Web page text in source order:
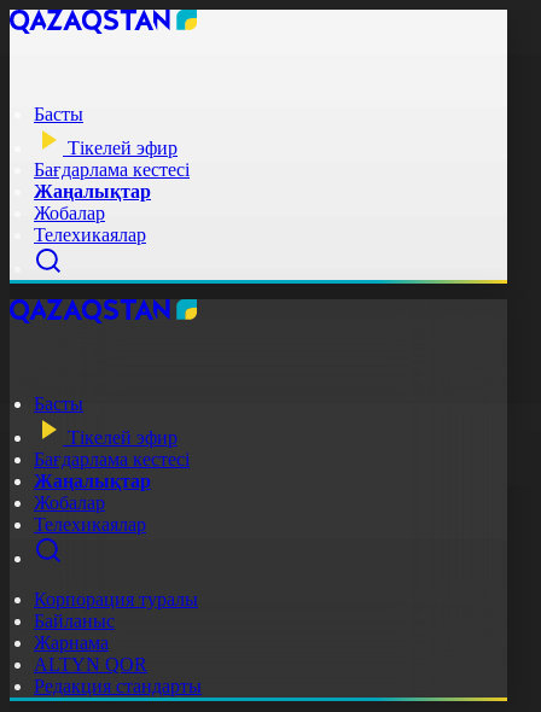
Басты
Тікелей эфир
Бағдарлама кестесі
Жаңалықтар
Жобалар
Телехикаялар
Басты
Тікелей эфир
Бағдарлама кестесі
Жаңалықтар
Жобалар
Телехикаялар
Корпорация туралы
Байланыс
Жарнама
ALTYN QOR
Редакция стандарты